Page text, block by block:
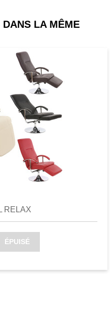
ne plaît plus,
son
il y a un
Cette Toile
parfaitement
les UV.
DANS LA MÊME
RELAX
ÉPUISÉ